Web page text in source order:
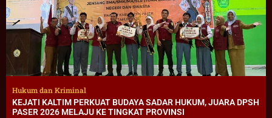
Hukum dan Kriminal
KEJATI KALTIM PERKUAT BUDAYA SADAR HUKUM, JUARA DPSH
PASER 2026 MELAJU KE TINGKAT PROVINSI